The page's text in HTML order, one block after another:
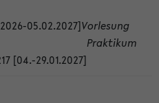
05.02.2027]Vorlesung
[04.-29.01.2027]
Praktikum